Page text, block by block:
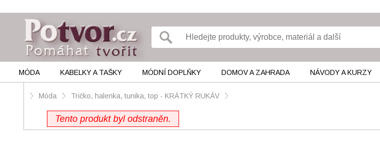
MÓDA KABELKY A TAŠKY MÓDNÍ DOPLŇKY DOMOV A ZAHRADA NÁVODY A KURZY
Móda Tričko, halenka, tunika, top - KRÁTKÝ RUKÁV
Tento produkt byl odstraněn.